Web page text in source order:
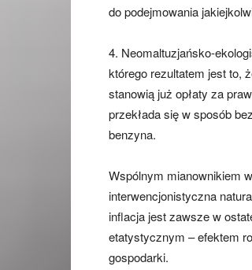
do podejmowania
4. Neomaltuzjańsko-
którego rezultatem jest to,
stanowią już opłaty za
przekłada się w sposób
benzyna.
Wspólnym mianownikiem
interwencjonistyczna
inflacja jest zawsze w
etatystycznym – efektem
gospodarki.